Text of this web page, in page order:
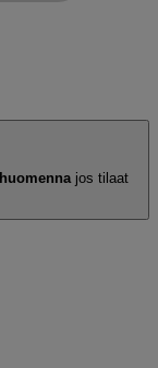
huomennajos tilaat